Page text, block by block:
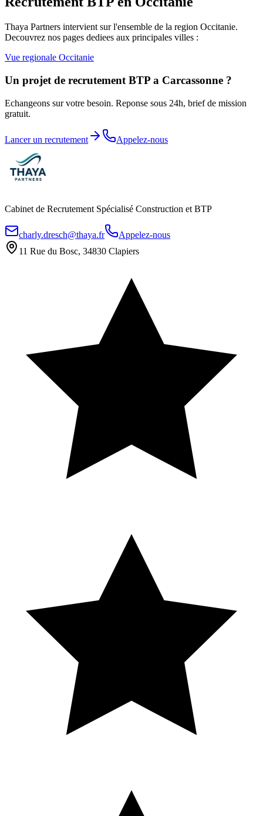
Thaya Partners intervient sur l'ensemble de la region Occitanie.
Decouvrez nos pages dediees aux principales villes :
Vue regionale Occitanie
Un projet de recrutement BTP a Carcassonne ?
Echangeons sur votre besoin. Reponse sous 24h, brief de mission
gratuit.
Lancer un recrutement Appelez-nous
Cabinet de Recrutement Spécialisé Construction et BTP
charly.dresch@thaya.fr
Appelez-nous
11 Rue du Bosc, 34830 Clapiers